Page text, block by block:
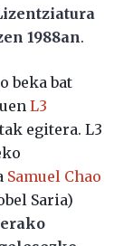
1988an.
beka bat
L3
egitera. L3
Samuel Chao
Saria)